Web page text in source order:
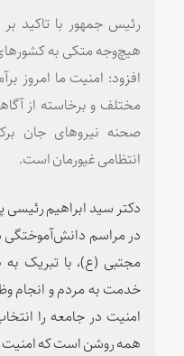
رئیس جمهور با تاکید
هیچ‌وجه متکی به
افزود: امنیت ما امروز
مختلف و برخاسته از
صحنه نیروهای جان
انتظامی غیورمان است.
دکتر سید ابراهیم رئیسی
در مراسم دانش‌آموختگی
مجتبی (ع)، با تبریک
خدمت به مردم و انجام
امنیت در جامعه را
همه روشن است که امنیت